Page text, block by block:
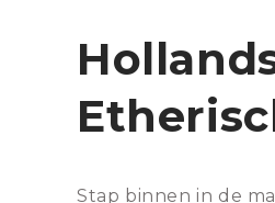
Stap binnen in de